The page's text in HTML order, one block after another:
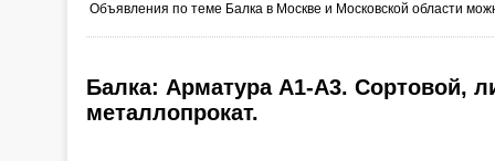
Объявления по теме Балка в Москве и Московской области
Балка: Арматура А1-A3. Сортовой,
металлопрокат.